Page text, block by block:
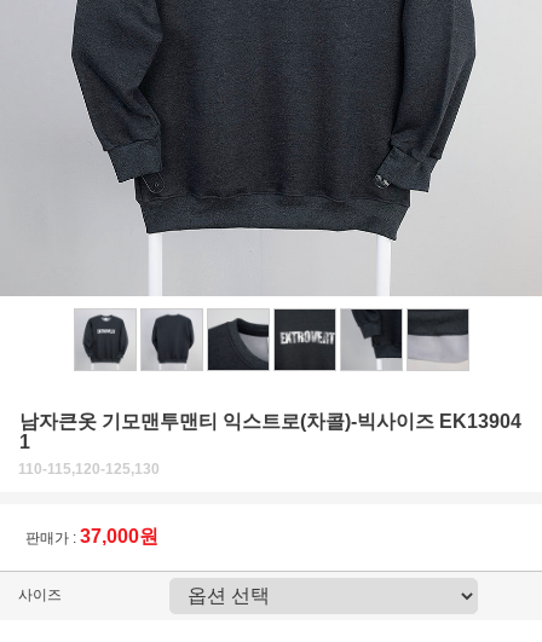
남자큰옷 기모맨투맨티 익스트로(차콜)-빅사이즈 EK13904
1
110-115,120-125,130
판매가 : 37,000원
사이즈